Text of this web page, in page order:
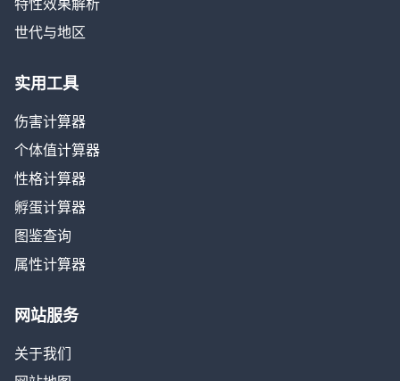
特性效果解析
世代与地区
实用工具
伤害计算器
个体值计算器
性格计算器
孵蛋计算器
图鉴查询
属性计算器
网站服务
关于我们